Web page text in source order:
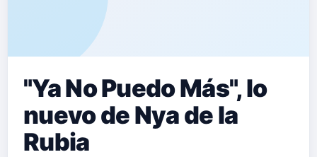
"Ya No Puedo Más", lo
nuevo de Nya de la
Rubia